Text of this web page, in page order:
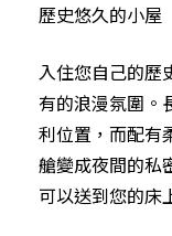
歷史悠久的小屋
入住您自己的歷
有的浪漫氛圍。
利位置，而配有
艙變成夜間的私
可以送到您的床